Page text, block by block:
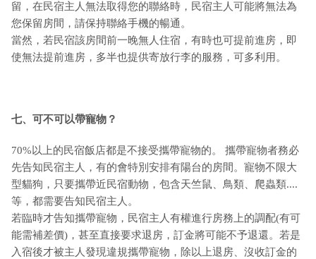
留，在民宿主人無法取得您的聯絡時，民宿主人可能將無法為
您保留房間，請保持聯絡手機的暢通。
當然，若民宿該房間前一晚無人住宿，有時也可提前進房，即
使無法提前進房，多半也提供寄放行李的服務，可多利用。
七、可不可以帶寵物？
70%以上的民宿飯店都是不接受攜帶寵物的。 攜帶寵物者務必
先告知民宿主人，有的會特別安排有陽台的房間。寵物不限大
型貓狗，只要攜帶近民宿動物，包含天竺鼠、鳥類、爬蟲類....
等，都需要告知民宿主人。
若臨時才告知攜帶寵物，民宿主人有權進行房務上的調配(有可
能需補差價)，甚至直接要求退房，訂金將可能不予退還。若是
入宿後才被主人發現違規攜帶寵物，除以上退房、沒收訂金的